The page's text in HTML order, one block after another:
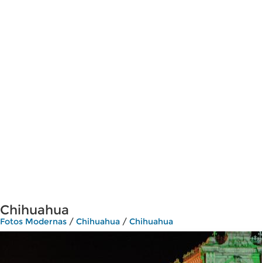
Chihuahua
Fotos Modernas / Chihuahua / Chihuahua